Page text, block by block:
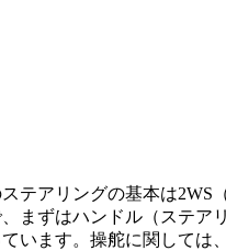
テアリングの基本は
まずはハンドル（ステ
います。操舵に関して